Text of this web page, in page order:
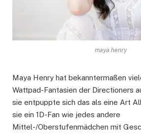
maya henry
Maya Henry hat bekanntermaßen
Wattpad-Fantasien der Directioners
sie entpuppte sich das als eine Art
sie ein 1D-Fan wie jedes andere
Mittel-/Oberstufenmädchen mit